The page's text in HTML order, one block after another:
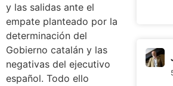
y las salidas ante el
empate planteado por la
determinación del
Gobierno catalán y las
negativas del ejecutivo
español. Todo ello